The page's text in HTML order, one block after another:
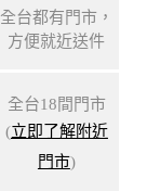
全台都有門市，
方便就近送件
全台18間門市
(立即了解附近
門市)